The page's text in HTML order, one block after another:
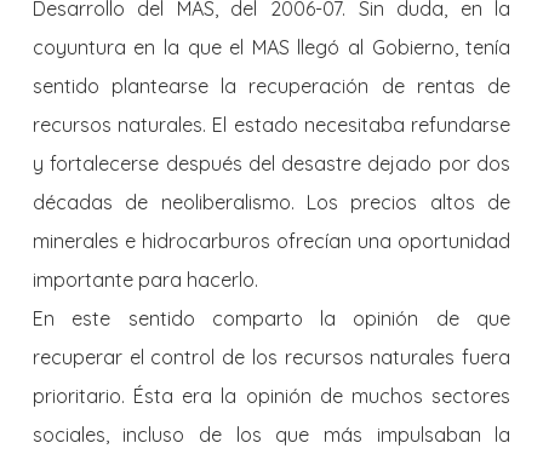
Desarrollo del MAS, del 2006-07. Sin duda, en la
coyuntura en la que el MAS llegó al Gobierno, tenía
sentido plantearse la recuperación de rentas de
recursos naturales. El estado necesitaba refundarse
y fortalecerse después del desastre dejado por dos
décadas de neoliberalismo. Los precios altos de
minerales e hidrocarburos ofrecían una oportunidad
importante para hacerlo.
En este sentido comparto la opinión de que
recuperar el control de los recursos naturales fuera
prioritario. Ésta era la opinión de muchos sectores
sociales, incluso de los que más impulsaban la